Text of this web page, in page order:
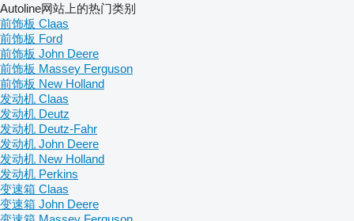
Autoline网站上的热门类别
前饰板 Claas
前饰板 Ford
前饰板 John Deere
前饰板 Massey Ferguson
前饰板 New Holland
发动机 Claas
发动机 Deutz
发动机 Deutz-Fahr
发动机 John Deere
发动机 New Holland
发动机 Perkins
变速箱 Claas
变速箱 John Deere